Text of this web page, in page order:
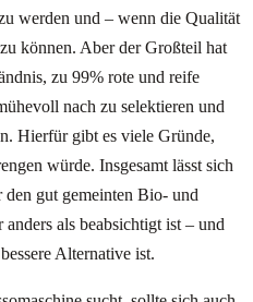
werden und – wenn die Qualität
können. Aber der Großteil hat
zu 99% rote und reife
nach zu selektieren und
Hierfür gibt es viele Gründe,
würde. Insgesamt lässt sich
den gut gemeinten Bio- und
als beabsichtigt ist – und
Alternative ist.